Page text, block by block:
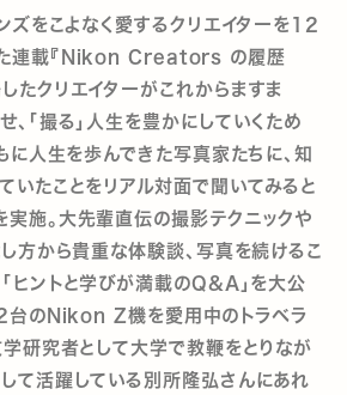
ズをこよなく愛するクリエイターを12
た連載『Nikon Creators の履歴
たクリエイターがこれからますま
、「撮る」人生を豊かにしていくため
人生を歩んできた写真家たちに、知
いたことをリアル対面で聞いてみると
実施。大先輩直伝の撮影テクニックや
方から貴重な体験談、写真を続けるこ
「ヒントと学びが満載のQ&A」を大公
2台のNikon Z機を愛用中のトラベラ
研究者として大学で教鞭をとりなが
して活躍している別所隆弘さんにあれ